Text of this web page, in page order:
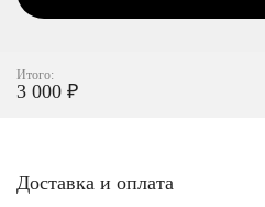
Итого:
3 000 ₽
Доставка и оплата